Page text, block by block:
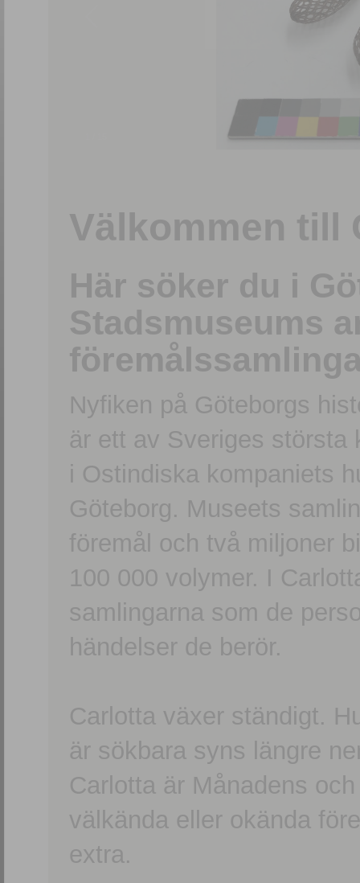
Välkommen till
Här söker du i
Stadsmuseums
Nyfiken på Göteborgs
är ett av Sveriges största
i Ostindiska kompaniets
Göteborg. Museets
föremål och två miljoner
100 000 volymer. I
samlingarna som de
händelser de berör.
Carlotta växer ständigt.
är sökbara syns längre
Carlotta är Månadens
välkända eller okända
extra.